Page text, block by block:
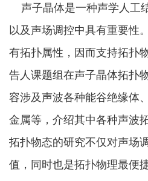
声子晶体是一种声学人工
以及声场调控中具有重要性
有拓扑属性，因而支持拓扑
告人课题组在声子晶体拓扑
容涉及声波各种能谷绝缘体
金属等，介绍其中各种声波
拓扑物态的研究不仅对声场
值，同时也是拓扑物理最便